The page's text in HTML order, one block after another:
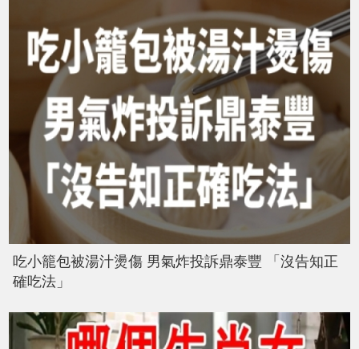
吃小籠包被湯汁燙傷 男氣炸投訴鼎泰豐 「沒告知正
確吃法」